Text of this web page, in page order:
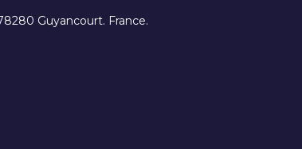
Guyancourt. France.